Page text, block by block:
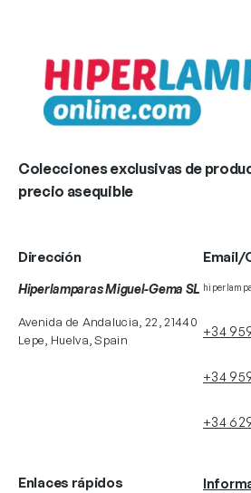
Colecciones exclusivas de
precio asequible
Dirección
Hiperlamparas Miguel-Gema SL
Avenida de Andalucia, 22, 21440
Lepe, Huelva, Spain
Email/
+34
+34
+34
Enlaces rápidos